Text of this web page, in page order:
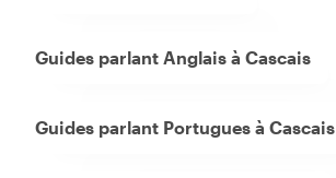
Guides parlant Anglais à Cascais
Guides parlant Portugues à Cascais